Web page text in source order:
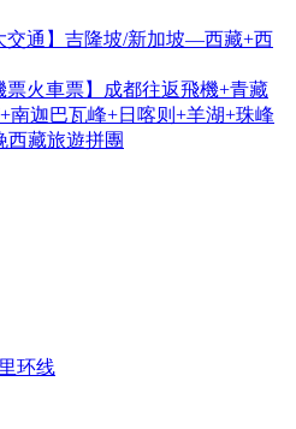
交通】吉隆坡/新加坡—西藏+西
票火車票】成都往返飛機+青藏
南迦巴瓦峰+日喀则+羊湖+珠峰
西藏旅遊拼團
环线